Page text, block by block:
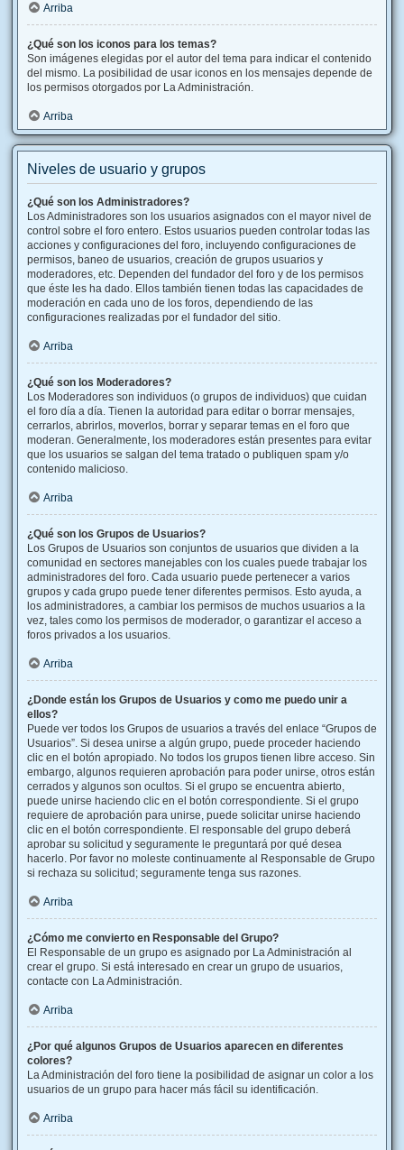
Arriba
¿Qué son los iconos para los temas?
Son imágenes elegidas por el autor del tema para indicar el contenido
del mismo. La posibilidad de usar iconos en los mensajes depende de
los permisos otorgados por La Administración.
Arriba
Niveles de usuario y grupos
¿Qué son los Administradores?
Los Administradores son los usuarios asignados con el mayor nivel de
control sobre el foro entero. Estos usuarios pueden controlar todas las
acciones y configuraciones del foro, incluyendo configuraciones de
permisos, baneo de usuarios, creación de grupos usuarios y
moderadores, etc. Dependen del fundador del foro y de los permisos
que éste les ha dado. Ellos también tienen todas las capacidades de
moderación en cada uno de los foros, dependiendo de las
configuraciones realizadas por el fundador del sitio.
Arriba
¿Qué son los Moderadores?
Los Moderadores son individuos (o grupos de individuos) que cuidan
el foro día a día. Tienen la autoridad para editar o borrar mensajes,
cerrarlos, abrirlos, moverlos, borrar y separar temas en el foro que
moderan. Generalmente, los moderadores están presentes para evitar
que los usuarios se salgan del tema tratado o publiquen spam y/o
contenido malicioso.
Arriba
¿Qué son los Grupos de Usuarios?
Los Grupos de Usuarios son conjuntos de usuarios que dividen a la
comunidad en sectores manejables con los cuales puede trabajar los
administradores del foro. Cada usuario puede pertenecer a varios
grupos y cada grupo puede tener diferentes permisos. Esto ayuda, a
los administradores, a cambiar los permisos de muchos usuarios a la
vez, tales como los permisos de moderador, o garantizar el acceso a
foros privados a los usuarios.
Arriba
¿Donde están los Grupos de Usuarios y como me puedo unir a
ellos?
Puede ver todos los Grupos de usuarios a través del enlace “Grupos de
Usuarios”. Si desea unirse a algún grupo, puede proceder haciendo
clic en el botón apropiado. No todos los grupos tienen libre acceso. Sin
embargo, algunos requieren aprobación para poder unirse, otros están
cerrados y algunos son ocultos. Si el grupo se encuentra abierto,
puede unirse haciendo clic en el botón correspondiente. Si el grupo
requiere de aprobación para unirse, puede solicitar unirse haciendo
clic en el botón correspondiente. El responsable del grupo deberá
aprobar su solicitud y seguramente le preguntará por qué desea
hacerlo. Por favor no moleste continuamente al Responsable de Grupo
si rechaza su solicitud; seguramente tenga sus razones.
Arriba
¿Cómo me convierto en Responsable del Grupo?
El Responsable de un grupo es asignado por La Administración al
crear el grupo. Si está interesado en crear un grupo de usuarios,
contacte con La Administración.
Arriba
¿Por qué algunos Grupos de Usuarios aparecen en diferentes
colores?
La Administración del foro tiene la posibilidad de asignar un color a los
usuarios de un grupo para hacer más fácil su identificación.
Arriba